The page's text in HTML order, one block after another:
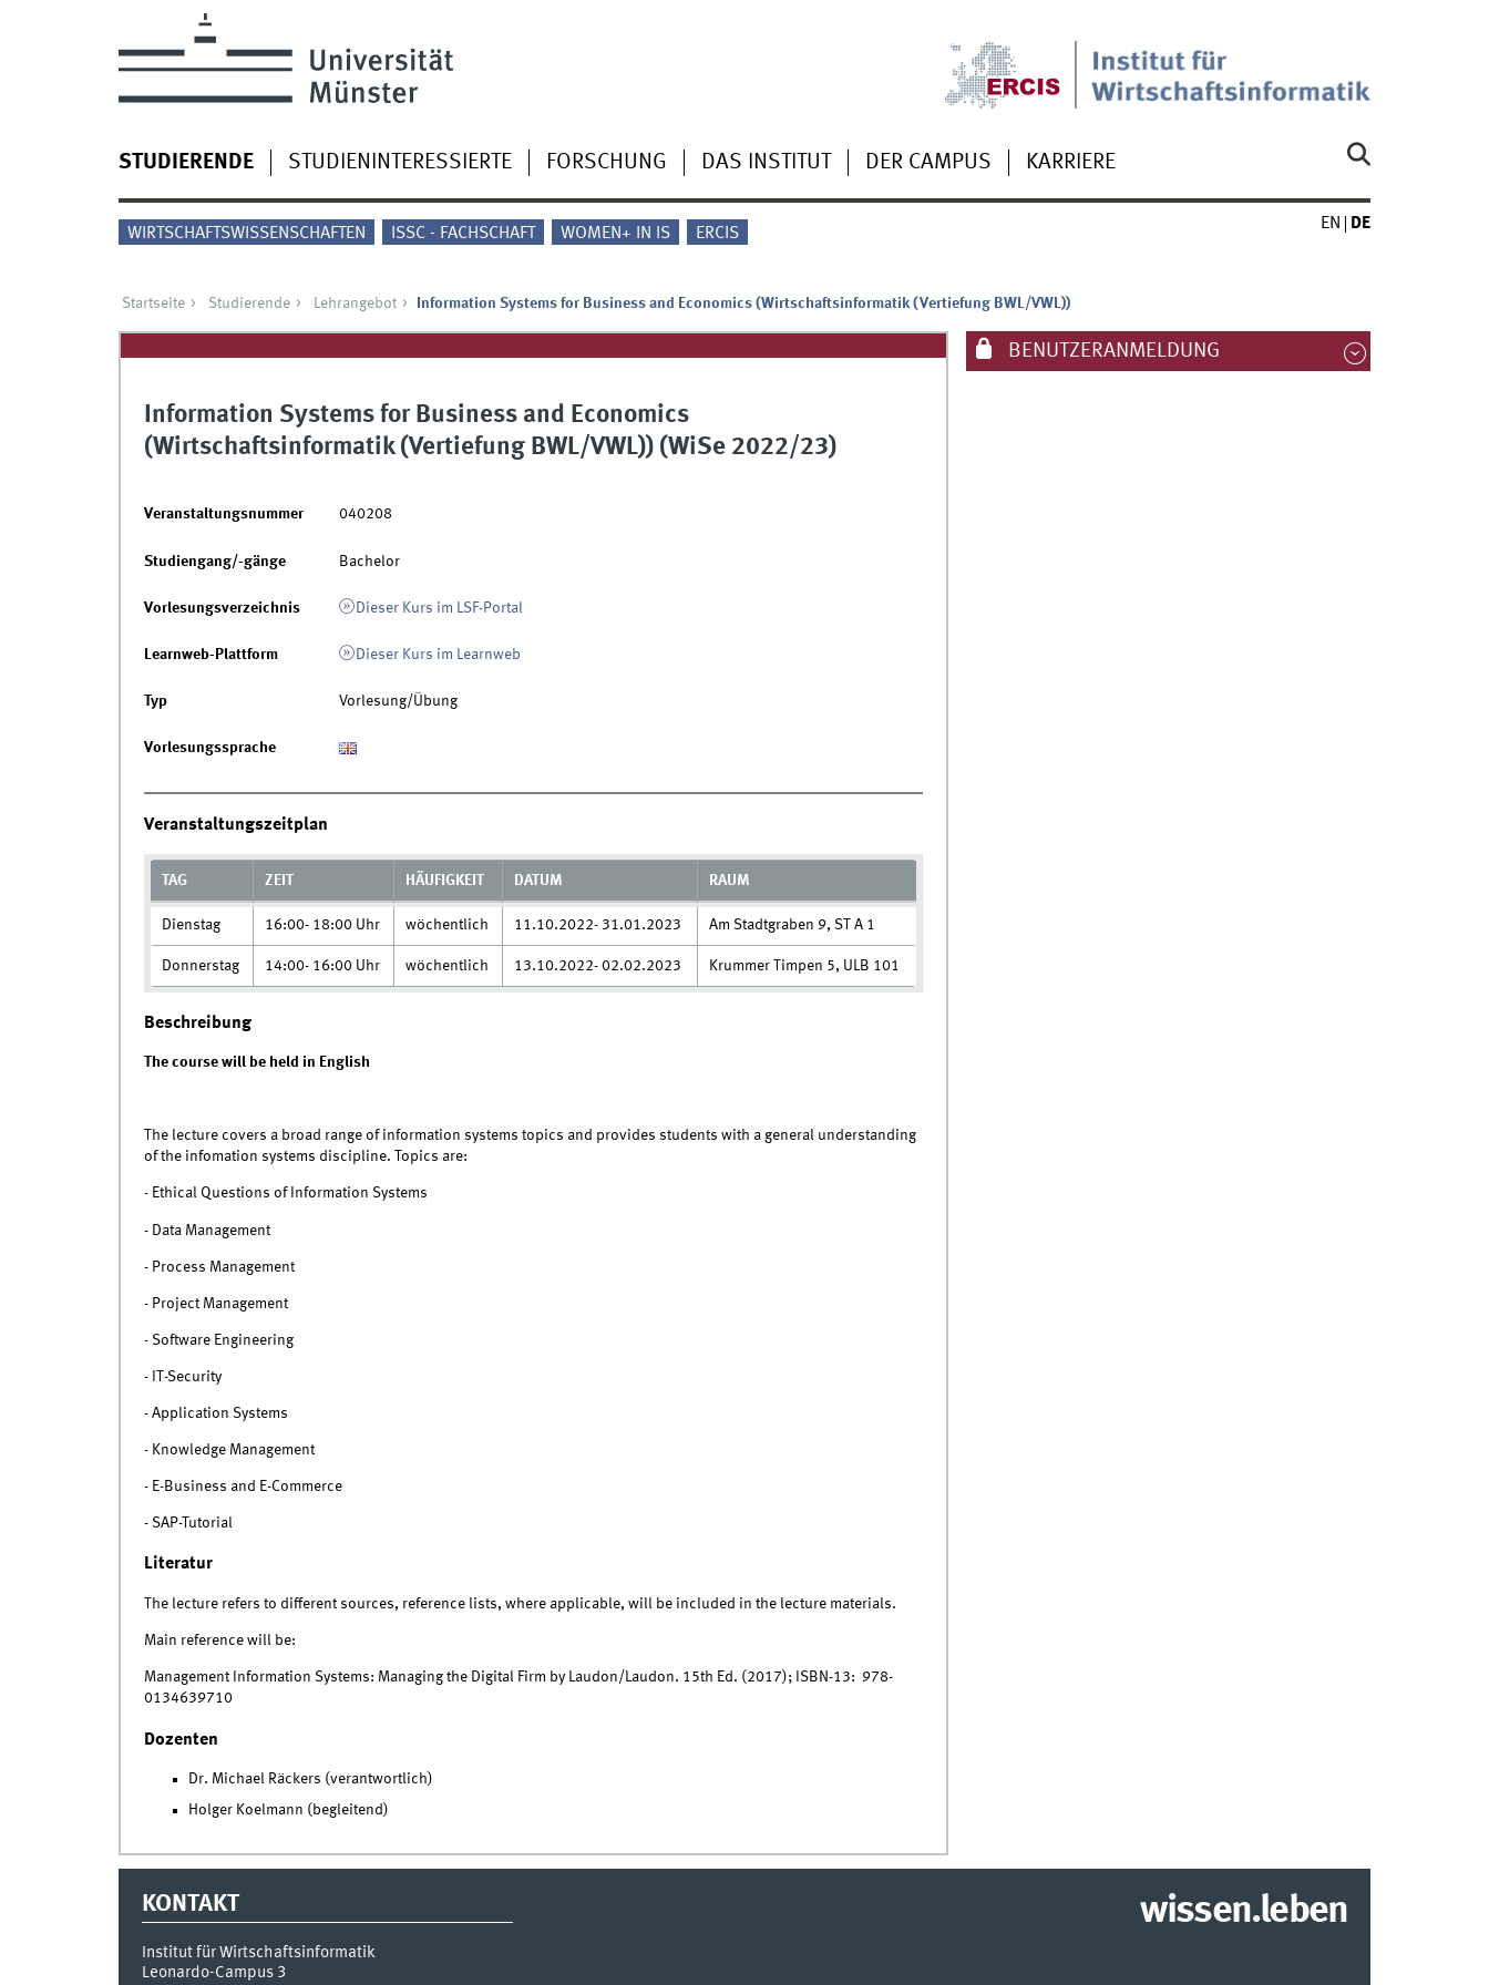
STUDIERENDE STUDIENINTERESSIERTE FORSCHUNG DAS INSTITUT DER CAMPUS KARRIERE
WIRTSCHAFTSWISSENSCHAFTEN ISSC - FACHSCHAFT WOMEN+ IN IS ERCIS
EN DE
Startseite Studierende Lehrangebot Information Systems for Business and Economics (Wirtschaftsinformatik (Vertiefung BWL/VWL))
Information Systems for Business and Economics
(Wirtschaftsinformatik (Vertiefung BWL/VWL)) (WiSe 2022/23)
Veranstaltungsnummer 040208
Studiengang/-gänge Bachelor
Vorlesungsverzeichnis Dieser Kurs im LSF-Portal
Learnweb-Plattform Dieser Kurs im Learnweb
Typ Vorlesung/Übung
Vorlesungssprache
Veranstaltungszeitplan
TAG ZEIT HÄUFIGKEIT DATUM RAUM
Dienstag 16:00- 18:00 Uhr wöchentlich 11.10.2022- 31.01.2023 Am Stadtgraben 9, ST A 1
Donnerstag 14:00- 16:00 Uhr wöchentlich 13.10.2022- 02.02.2023 Krummer Timpen 5, ULB 101
Beschreibung
The course will be held in English
The lecture covers a broad range of information systems topics and provides students with a general understanding
of the infomation systems discipline. Topics are:
- Ethical Questions of Information Systems
- Data Management
- Process Management
- Project Management
- Software Engineering
- IT-Security
- Application Systems
- Knowledge Management
- E-Business and E-Commerce
- SAP-Tutorial
Literatur
The lecture refers to different sources, reference lists, where applicable, will be included in the lecture materials.
Main reference will be:
Management Information Systems: Managing the Digital Firm by Laudon/Laudon. 15th Ed. (2017); ISBN-13: ‎ 978-
0134639710
Dozenten
Dr. Michael Räckers (verantwortlich)
Holger Koelmann (begleitend)
BENUTZERANMELDUNG
KONTAKT
Institut für Wirtschaftsinformatik
Leonardo-Campus 3
wissen.leben